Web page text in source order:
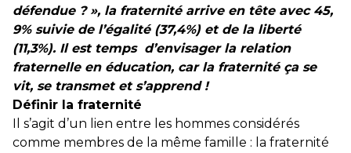
défendue ? », la fraternité arrive en tête avec 45,
9% suivie de l’égalité (37,4%) et de la liberté
(11,3%). Il est temps d’envisager la relation
fraternelle en éducation, car la fraternité ça se
vit, se transmet et s’apprend !
Définir la fraternité
Il s’agit d’un lien entre les hommes considérés
comme membres de la même famille : la fraternité